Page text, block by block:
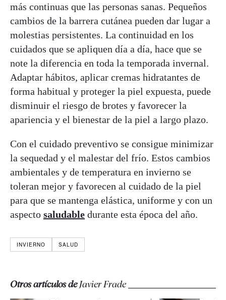
más continuas que las personas sanas. Pequeños
cambios de la barrera cutánea pueden dar lugar a
molestias persistentes. La continuidad en los
cuidados que se apliquen día a día, hace que se
note la diferencia en toda la temporada invernal.
Adaptar hábitos, aplicar cremas hidratantes de
forma habitual y proteger la piel expuesta, puede
disminuir el riesgo de brotes y favorecer la
apariencia y el bienestar de la piel a largo plazo.
Con el cuidado preventivo se consigue minimizar
la sequedad y el malestar del frío. Estos cambios
ambientales y de temperatura en invierno se
toleran mejor y favorecen al cuidado de la piel
para que se mantenga elástica, uniforme y con un
aspecto saludable durante esta época del año.
INVIERNO SALUD
Otros artículos deJavier Frade